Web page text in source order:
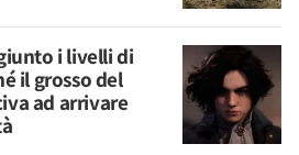
i livelli di
il grosso del
ad arrivare